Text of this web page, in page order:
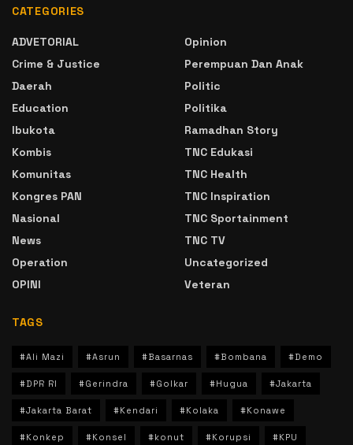
CATEGORIES
ADVETORIAL
Crime & Justice
Daerah
Education
Ibukota
Kombis
Komunitas
Kongres PAN
Nasional
News
Operation
OPINI
Opinion
Perempuan Dan Anak
Politic
Politika
Ramadhan Story
TNC Edukasi
TNC Health
TNC Inspiration
TNC Sportainment
TNC TV
Uncategorized
Veteran
TAGS
#Ali Mazi #Asrun #Basarnas #Bombana #Demo
#DPR RI #Gerindra #Golkar #Hugua #Jakarta
#Jakarta Barat #Kendari #Kolaka #Konawe
#Konkep #Konsel #konut #Korupsi #KPU